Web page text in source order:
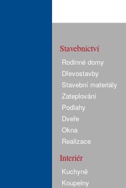
Stavebnictví
Rodinné domy
Dřevostavby
Stavební materiály
Zateplování
Podlahy
Dveře
Okna
Realizace
Interiér
Kuchyně
Koupelny